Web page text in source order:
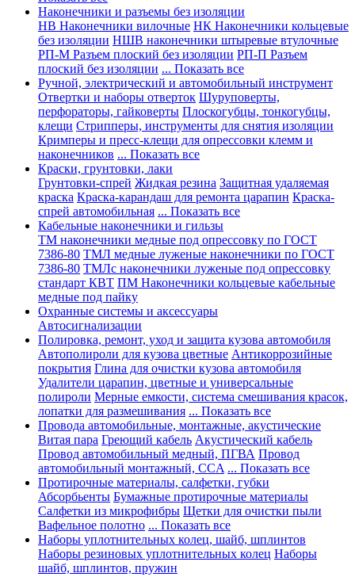
Наконечники и разъемы без изоляции
НВ Наконечники вилочные НК Наконечники кольцевые
без изоляции НШВ наконечники штыревые втулочные
РП-М Разъем плоский без изоляции РП-П Разъем
плоский без изоляции ... Показать все
Ручной, электрический и автомобильный инструмент
Отвертки и наборы отверток Шуруповерты,
перфораторы, гайковерты Плоскогубцы, тонкогубцы,
клещи Стрипперы, инструменты для снятия изоляции
Кримперы и пресс-клещи для опрессовки клемм и
наконечников ... Показать все
Краски, грунтовки, лаки
Грунтовки-спрей Жидкая резина Защитная удаляемая
краска Краска-карандаш для ремонта царапин Краска-
спрей автомобильная ... Показать все
Кабельные наконечники и гильзы
ТМ наконечники медные под опрессовку по ГОСТ
7386-80 ТМЛ медные луженые наконечники по ГОСТ
7386-80 ТМЛс наконечники луженые под опрессовку
стандарт КВТ ПМ Наконечники кольцевые кабельные
медные под пайку
Охранные системы и аксессуары
Автосигнализации
Полировка, ремонт, уход и защита кузова автомобиля
Автополироли для кузова цветные Антикоррозийные
покрытия Глина для очистки кузова автомобиля
Удалители царапин, цветные и универсальные
полироли Мерные емкости, система смешивания красок,
лопатки для размешивания ... Показать все
Провода автомобильные, монтажные, акустические
Витая пара Греющий кабель Акустический кабель
Провод автомобильный медный, ПГВА Провод
автомобильный монтажный, CCA ... Показать все
Протирочные материалы, салфетки, губки
Абсорбьенты Бумажные протирочные материалы
Салфетки из микрофибры Щетки для очистки пыли
Вафельное полотно ... Показать все
Наборы уплотнительных колец, шайб, шплинтов
Наборы резиновых уплотнительных колец Наборы
шайб, шплинтов, пружин